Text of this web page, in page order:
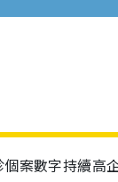
案數字持續高